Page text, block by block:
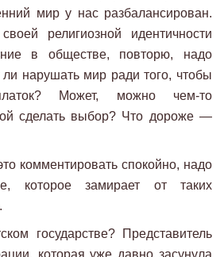
мир у нас разбалансирован.
религиозной идентичности
в обществе, повторю, надо
ли нарушать мир ради того, чтобы
Может, можно чем-то
сделать выбор? Что дороже —
комментировать спокойно, надо
которое замирает от таких
государстве? Представитель
которая уже давно засунула